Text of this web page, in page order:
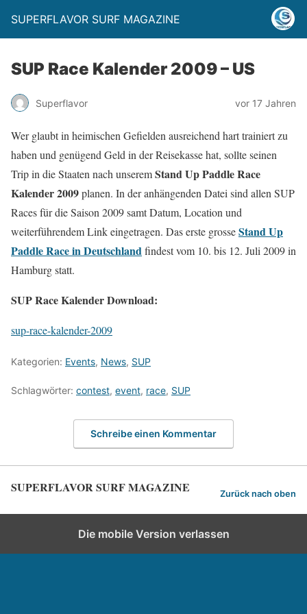
SUPERFLAVOR SURF MAGAZINE
SUP Race Kalender 2009 – US
Superflavor vor 17 Jahren
Wer glaubt in heimischen Gefielden ausreichend hart trainiert zu
haben und genügend Geld in der Reisekasse hat, sollte seinen
Trip in die Staaten nach unseremStand Up Paddle Race
Kalender 2009planen. In der anhängenden Datei sind allen SUP
Races für die Saison 2009 samt Datum, Location und
weiterführendem Link eingetragen. Das erste grosseStand Up
Paddle Race in Deutschlandfindest vom 10. bis 12. Juli 2009 in
Hamburg statt.
SUP Race Kalender Download:
sup-race-kalender-2009
Kategorien: Events, News, SUP
Schlagwörter: contest, event, race, SUP
Schreibe einen Kommentar
SUPERFLAVOR SURF MAGAZINE Zurück nach oben
Die mobile Version verlassen